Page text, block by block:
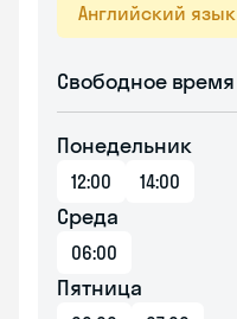
Английский язык
Свободное время
Понедельник
12:00 14:00
Среда
06:00
Пятница